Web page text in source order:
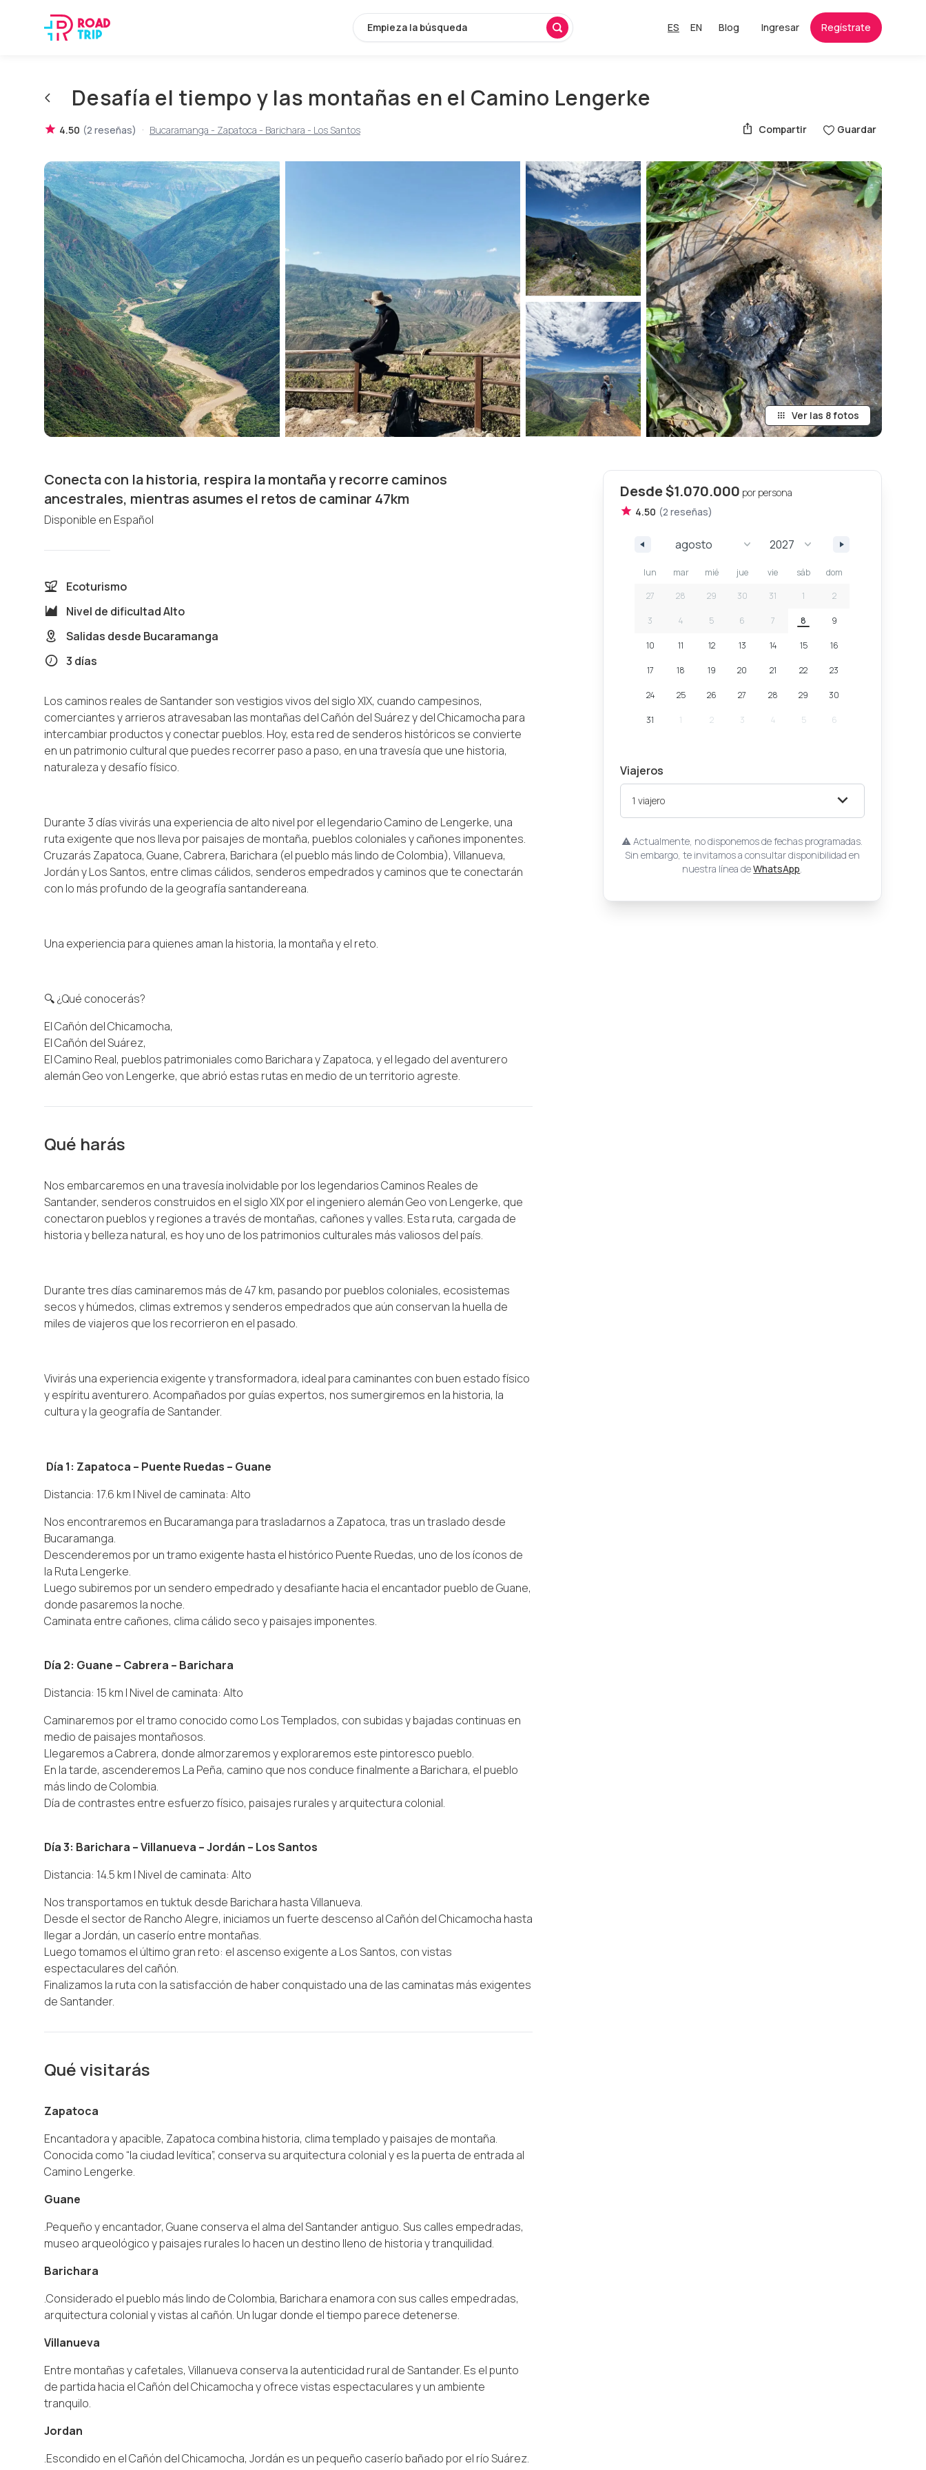
Empieza la búsqueda ES EN Blog Ingresar Regístrate
Desafía el tiempo y las montañas en el Camino Lengerke
4.50 (2 reseñas) · Bucaramanga - Zapatoca - Barichara - Los Santos Compartir Guardar
Ver las 8 fotos
Conecta con la historia, respira la montaña y recorre caminos
ancestrales, mientras asumes el retos de caminar 47km
Disponible en Español
Ecoturismo
Nivel de dificultadAlto
Salidas desde Bucaramanga
3 días
Los caminos reales de Santander son vestigios vivos del siglo XIX, cuando campesinos,
comerciantes y arrieros atravesaban las montañas del Cañón del Suárez y del Chicamocha para
intercambiar productos y conectar pueblos. Hoy, esta red de senderos históricos se convierte
en un patrimonio cultural que puedes recorrer paso a paso, en una travesía que une historia,
naturaleza y desafío físico.
Durante 3 días vivirás una experiencia de alto nivel por el legendario Camino de Lengerke, una
ruta exigente que nos lleva por paisajes de montaña, pueblos coloniales y cañones imponentes.
Cruzarás Zapatoca, Guane, Cabrera, Barichara (el pueblo más lindo de Colombia), Villanueva,
Jordán y Los Santos, entre climas cálidos, senderos empedrados y caminos que te conectarán
con lo más profundo de la geografía santandereana.
Una experiencia para quienes aman la historia, la montaña y el reto.
🔍 ¿Qué conocerás?
El Cañón del Chicamocha,
El Cañón del Suárez,
El Camino Real, pueblos patrimoniales como Barichara y Zapatoca, y el legado del aventurero
alemán Geo von Lengerke, que abrió estas rutas en medio de un territorio agreste.
Qué harás
Nos embarcaremos en una travesía inolvidable por los legendarios Caminos Reales de
Santander, senderos construidos en el siglo XIX por el ingeniero alemán Geo von Lengerke, que
conectaron pueblos y regiones a través de montañas, cañones y valles. Esta ruta, cargada de
historia y belleza natural, es hoy uno de los patrimonios culturales más valiosos del país.
Durante tres días caminaremos más de 47 km, pasando por pueblos coloniales, ecosistemas
secos y húmedos, climas extremos y senderos empedrados que aún conservan la huella de
miles de viajeros que los recorrieron en el pasado.
Vivirás una experiencia exigente y transformadora, ideal para caminantes con buen estado físico
y espíritu aventurero. Acompañados por guías expertos, nos sumergiremos en la historia, la
cultura y la geografía de Santander.
Día 1: Zapatoca – Puente Ruedas – Guane
Distancia: 17.6 km | Nivel de caminata: Alto
Nos encontraremos en Bucaramanga para trasladarnos a Zapatoca, tras un traslado desde
Bucaramanga.
Descenderemos por un tramo exigente hasta el histórico Puente Ruedas, uno de los íconos de
la Ruta Lengerke.
Luego subiremos por un sendero empedrado y desafiante hacia el encantador pueblo de Guane,
donde pasaremos la noche.
Caminata entre cañones, clima cálido seco y paisajes imponentes.
Día 2: Guane – Cabrera – Barichara
Distancia: 15 km | Nivel de caminata: Alto
Caminaremos por el tramo conocido como Los Templados, con subidas y bajadas continuas en
medio de paisajes montañosos.
Llegaremos a Cabrera, donde almorzaremos y exploraremos este pintoresco pueblo.
En la tarde, ascenderemos La Peña, camino que nos conduce finalmente a Barichara, el pueblo
más lindo de Colombia.
Día de contrastes entre esfuerzo físico, paisajes rurales y arquitectura colonial.
Día 3: Barichara – Villanueva – Jordán – Los Santos
Distancia: 14.5 km | Nivel de caminata: Alto
Nos transportamos en tuktuk desde Barichara hasta Villanueva.
Desde el sector de Rancho Alegre, iniciamos un fuerte descenso al Cañón del Chicamocha hasta
llegar a Jordán, un caserío entre montañas.
Luego tomamos el último gran reto: el ascenso exigente a Los Santos, con vistas
espectaculares del cañón.
Finalizamos la ruta con la satisfacción de haber conquistado una de las caminatas más exigentes
de Santander.
Qué visitarás
Zapatoca
Encantadora y apacible, Zapatoca combina historia, clima templado y paisajes de montaña.
Conocida como “la ciudad levítica”, conserva su arquitectura colonial y es la puerta de entrada al
Camino Lengerke.
Guane
.Pequeño y encantador, Guane conserva el alma del Santander antiguo. Sus calles empedradas,
museo arqueológico y paisajes rurales lo hacen un destino lleno de historia y tranquilidad.
Barichara
.Considerado el pueblo más lindo de Colombia, Barichara enamora con sus calles empedradas,
arquitectura colonial y vistas al cañón. Un lugar donde el tiempo parece detenerse.
Villanueva
Entre montañas y cafetales, Villanueva conserva la autenticidad rural de Santander. Es el punto
de partida hacia el Cañón del Chicamocha y ofrece vistas espectaculares y un ambiente
tranquilo.
Jordan
.Escondido en el Cañón del Chicamocha, Jordán es un pequeño caserío bañado por el río Suárez.
Desde$1.070.000 por persona
4.50 (2 reseñas)
lun mar mié jue vie sáb
dom
27
28 29 30 31 1 2
3 4 5 6 7 8 9
10 11 12 13 14 15 16
17 18 19 20 21 22 23
24 25 26 27 28 29 30
31 1 2 3 4 5 6
Viajeros
1 viajero
Actualmente, no disponemos de fechas programadas.
Sin embargo, te invitamos a consultar disponibilidad en
nuestra línea deWhatsApp.